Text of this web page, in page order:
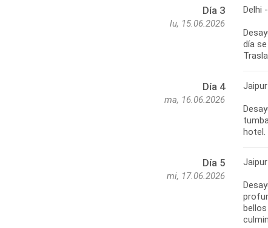
Día 3
lu, 15.06.2026
Delhi
día
Día 4
ma, 16.06.2026
Jaipur
Día 5
mi, 17.06.2026